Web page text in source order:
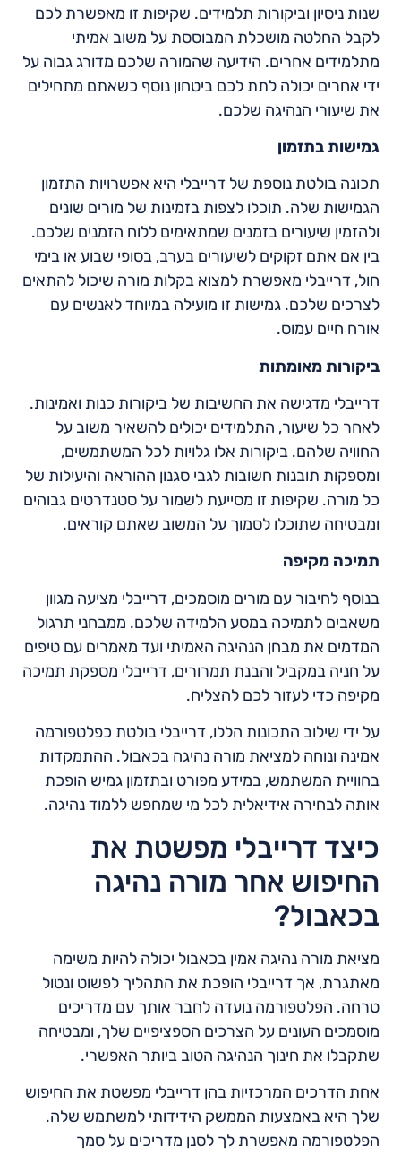
שנות ניסיון וביקורות תלמידים. שקיפות זו מאפשרת לכם
לקבל החלטה מושכלת המבוססת על משוב אמיתי
מתלמידים אחרים. הידיעה שהמורה שלכם מדורג גבוה על
ידי אחרים יכולה לתת לכם ביטחון נוסף כשאתם מתחילים
את שיעורי הנהיגה שלכם.
גמישות בתזמון
תכונה בולטת נוספת של דרייבלי היא אפשרויות התזמון
הגמישות שלה. תוכלו לצפות בזמינות של מורים שונים
ולהזמין שיעורים בזמנים שמתאימים ללוח הזמנים שלכם.
בין אם אתם זקוקים לשיעורים בערב, בסופי שבוע או בימי
חול, דרייבלי מאפשרת למצוא בקלות מורה שיכול להתאים
לצרכים שלכם. גמישות זו מועילה במיוחד לאנשים עם
אורח חיים עמוס.
ביקורות מאומתות
דרייבלי מדגישה את החשיבות של ביקורות כנות ואמינות.
לאחר כל שיעור, התלמידים יכולים להשאיר משוב על
החוויה שלהם. ביקורות אלו גלויות לכל המשתמשים,
ומספקות תובנות חשובות לגבי סגנון ההוראה והיעילות של
כל מורה. שקיפות זו מסייעת לשמור על סטנדרטים גבוהים
ומבטיחה שתוכלו לסמוך על המשוב שאתם קוראים.
תמיכה מקיפה
בנוסף לחיבור עם מורים מוסמכים, דרייבלי מציעה מגוון
משאבים לתמיכה במסע הלמידה שלכם. ממבחני תרגול
המדמים את מבחן הנהיגה האמיתי ועד מאמרים עם טיפים
על חניה במקביל והבנת תמרורים, דרייבלי מספקת תמיכה
מקיפה כדי לעזור לכם להצליח.
על ידי שילוב התכונות הללו, דרייבלי בולטת כפלטפורמה
אמינה ונוחה למציאת מורה נהיגה בכאבול. ההתמקדות
בחוויית המשתמש, במידע מפורט ובתזמון גמיש הופכת
אותה לבחירה אידיאלית לכל מי שמחפש ללמוד נהיגה.
כיצד דרייבלי מפשטת את
החיפוש אחר מורה נהיגה
בכאבול?
מציאת מורה נהיגה אמין בכאבול יכולה להיות משימה
מאתגרת, אך דרייבלי הופכת את התהליך לפשוט ונטול
טרחה. הפלטפורמה נועדה לחבר אותך עם מדריכים
מוסמכים העונים על הצרכים הספציפיים שלך, ומבטיחה
שתקבלו את חינוך הנהיגה הטוב ביותר האפשרי.
אחת הדרכים המרכזיות בהן דרייבלי מפשטת את החיפוש
שלך היא באמצעות הממשק הידידותי למשתמש שלה.
הפלטפורמה מאפשרת לך לסנן מדריכים על סמך